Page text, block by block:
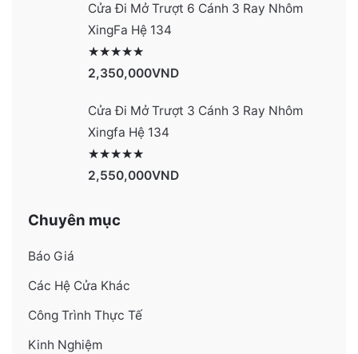
Cửa Đi Mở Trượt 6 Cánh 3 Ray Nhôm
XingFa Hệ 134
2,350,000VND
Cửa Đi Mở Trượt 3 Cánh 3 Ray Nhôm
Xingfa Hệ 134
2,550,000VND
Chuyên mục
Báo Giá
Các Hệ Cửa Khác
Công Trình Thực Tế
Kinh Nghiệm